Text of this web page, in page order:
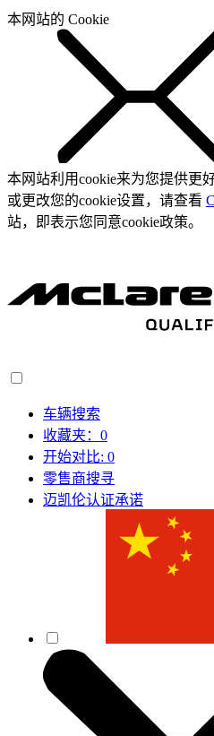
本网站的 Cookie
本网站利用cookie来为您提供更
或更改您的cookie设置，请查看
站，即表示您同意cookie政策。
车辆搜索
收藏夹： 0
开始对比: 0
零售商搜寻
迈凯伦认证承诺